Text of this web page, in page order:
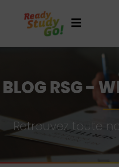
BLOG RSG -
Retrouvez toute